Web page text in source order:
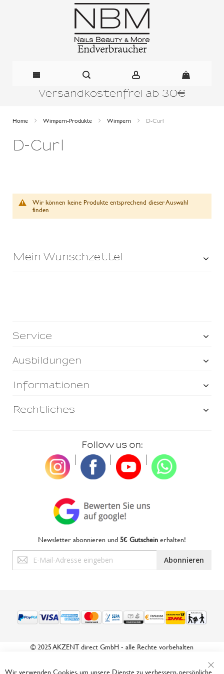
Versandkostenfrei ab 30€
Home Wimpern-Produkte Wimpern D-Curl
D-Curl
Wir können keine Produkte entsprechend dieser Auswahl
finden
Mein Wunschzettel
Service
Ausbildungen
Informationen
Rechtliches
Follow us on:
Newsletter abonnieren und5€ Gutscheinerhalten!
Anmeldung
zum
Abonnieren
© 2025 AKZENT direct GmbH - alle Rechte vorbehalten
Wir verwenden Cookies, um unsere Dienste zu verbessern, persönliche